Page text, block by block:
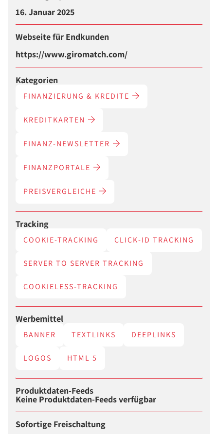
16. Januar 2025
Webseite für Endkunden
https://www.giromatch.com/
Kategorien
FINANZIERUNG & KREDITE
KREDITKARTEN
FINANZ-NEWSLETTER
FINANZPORTALE
PREISVERGLEICHE
Tracking
COOKIE-TRACKING CLICK-ID TRACKING
SERVER TO SERVER TRACKING
COOKIELESS-TRACKING
Werbemittel
BANNER TEXTLINKS DEEPLINKS
LOGOS HTML 5
Produktdaten-Feeds
Keine Produktdaten-Feeds verfügbar
Sofortige Freischaltung